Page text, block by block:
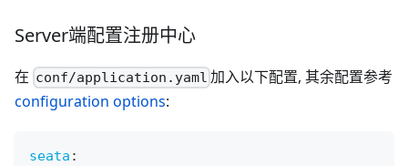
Server端配置注册中心
在 conf/application.yaml 加入以下配置, 其余配置参考
configuration options:
seata :